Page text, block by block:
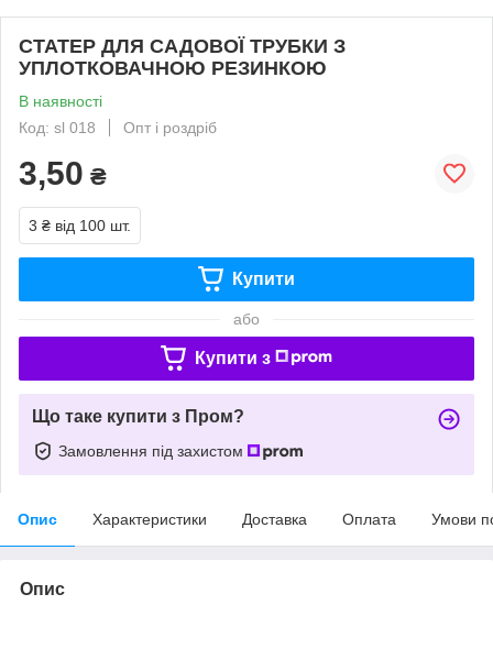
СТАТЕР ДЛЯ САДОВОЇ ТРУБКИ З
УПЛОТКОВАЧНОЮ РЕЗИНКОЮ
В наявності
Код: sl 018
Опт і роздріб
3,50 ₴
3 ₴ від 100 шт.
Купити
або
Купити з
Що таке купити з Пром?
Замовлення під захистом
Опис Характеристики Доставка Оплата Умови
Опис